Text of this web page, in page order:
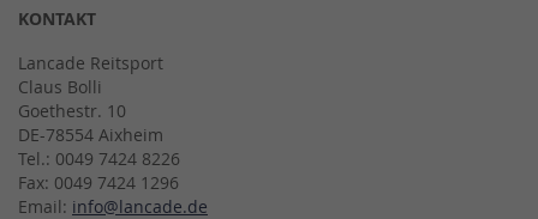
KONTAKT
Lancade Reitsport
Claus Bolli
Goethestr. 10
DE-78554 Aixheim
Tel.: 0049 7424 8226
Fax: 0049 7424 1296
Email: info@lancade.de